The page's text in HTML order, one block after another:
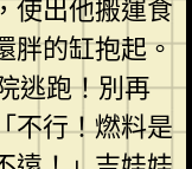
使出他搬運食
胖的缸抱起。
逃跑！別再
不行！燃料是